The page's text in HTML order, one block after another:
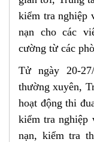
kiểm tra nghiệp
nạn cho các
cường từ các
Tử ngày 20-
thường xuyên,
hoạt động thi
kiểm tra nghiệp
nạn, kiểm tra